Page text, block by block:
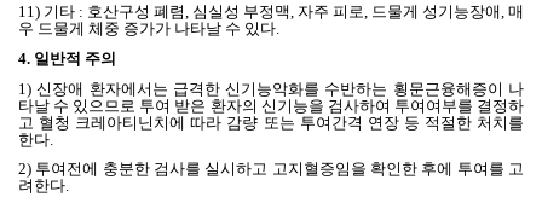
11) 기타 : 호산구성 폐렴 심실성 부정맥 자주 피로 드물게 성기능장애 매
우 드물게 체중 증가가 나타날 수 있다
4. 일반적 주의
1)신장애 환자에서는 급격한 신기능악화를 수반하는 횡문근융해증이 나
타날 수 있으므로 투여 받은 환자의 신기능을 검사하여 투여여부를 결정하
고 혈청 크레아티닌치에 따라 감량 또는 투여간격 연장 등 적절한 처치를
한다
2) 투여전에 충분한 검사를 실시하고 고지혈증임을 확인한 후에 투여를 고
려한다.